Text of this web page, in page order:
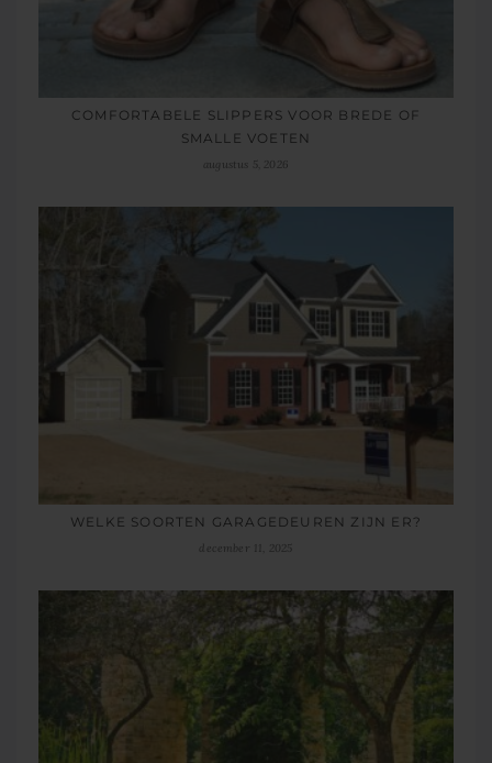
COMFORTABELE SLIPPERS VOOR BREDE OF
SMALLE VOETEN
augustus 5, 2026
WELKE SOORTEN GARAGEDEUREN ZIJN ER?
december 11, 2025